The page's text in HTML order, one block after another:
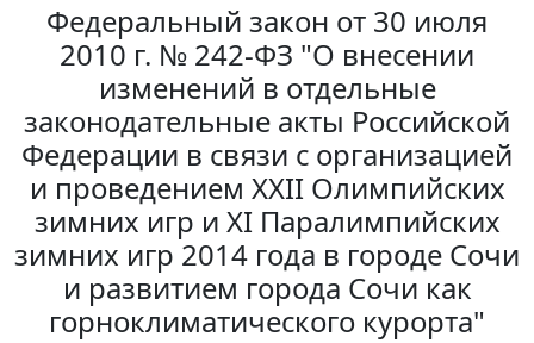
Федеральный закон от 30 июля
2010 г. № 242-ФЗ "О внесении
изменений в отдельные
законодательные акты Российской
Федерации в связи с организацией
и проведением XXII Олимпийских
зимних игр и XI Паралимпийских
зимних игр 2014 года в городе Сочи
и развитием города Сочи как
горноклиматического курорта"